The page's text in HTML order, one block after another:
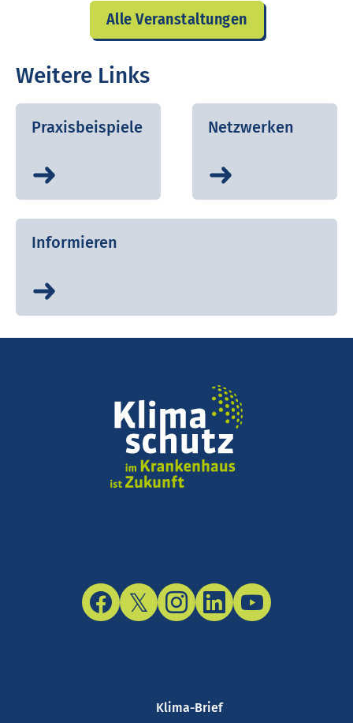
Alle Veranstaltungen
Weitere Links
Praxisbeispiele Netzwerken
Informieren
FacebookTwitter/XInstagramLinkedInYouTube
Klima-Brief